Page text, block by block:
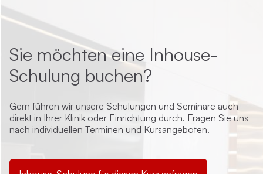
Sie möchten eine Inhouse-
Schulung buchen?
Gern führen wir unsere Schulungen und Seminare auch
direkt in Ihrer Klinik oder Einrichtung durch. Fragen Sie uns
nach individuellen Terminen und Kursangeboten.